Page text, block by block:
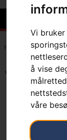
Vi
å vise
våre
Hem
Viser det ene